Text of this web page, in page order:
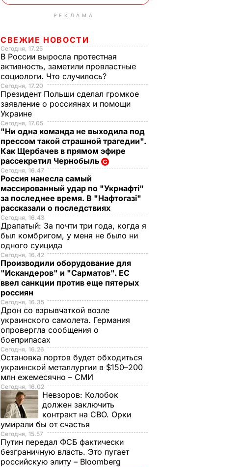
РЕКЛАМА
СВЕЖИЕ НОВОСТИ
Сегодня, 17.25
В России выросла протестная
активность, заметили провластные
социологи. Что случилось?
Сегодня, 17.20
Президент Польши сделал громкое
заявление о россиянах и помощи
Украине
Сегодня, 17.05
"Ни одна команда не выходила под
прессом такой страшной трагедии".
Как Щербачев в прямом эфире
рассекретил Чернобыль
Сегодня, 16.47
Россия нанесла самый
массированный удар по "Укрнафті"
за последнее время. В "Нафтогазі"
рассказали о последствиях
Сегодня, 16.43
Драпатый: За почти три года, когда я
был комбригом, у меня не было ни
одного суицида
Сегодня, 16.42
Производили оборудование для
"Искандеров" и "Сарматов". ЕС
ввел санкции против еще пятерых
россиян
Сегодня, 16.35
Дрон со взрывчаткой возле
украинского самолета. Германия
опровергла сообщения о
боеприпасах
Сегодня, 16.26
Остановка портов будет обходиться
украинской металлургии в $150–200
млн ежемесячно – СМИ
Сегодня, 16.02
Невзоров: Колобок
должен заключить
контракт на СВО. Орки
умирали бы от счастья
Сегодня, 15.57
Путин передал ФСБ фактически
безграничную власть. Это пугает
российскую элиту – Bloomberg